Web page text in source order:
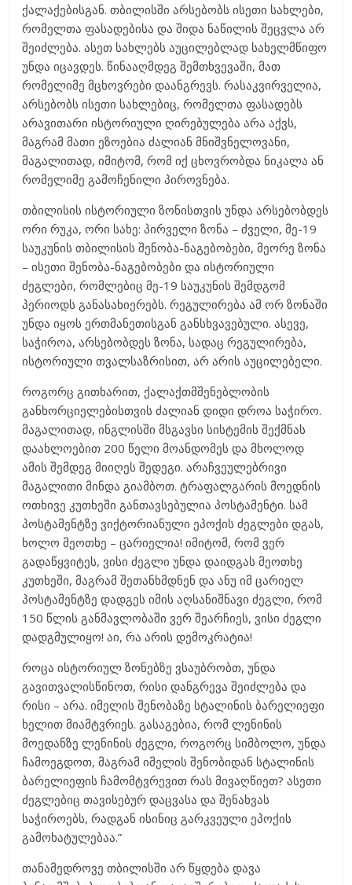
ქალაქებისგან. თბილისში არსებობს ისეთი სახლები,
რომელთა ფასადებისა და შიდა ნაწილის შეცვლა არ
შეიძლება. ასეთ სახლებს აუცილებლად სახელმწიფო
უნდა იცავდეს. წინააღმდეგ შემთხვევაში, მათ
რომელიმე მცხოვრები დაანგრევს. რასაკვირველია,
არსებობს ისეთი სახლებიც, რომელთა ფასადებს
არავითარი ისტორიული ღირებულება არა აქვს,
მაგრამ მათი ეზოებია ძალიან მნიშვნელოვანი,
მაგალითად, იმიტომ, რომ იქ ცხოვრობდა ნიკალა ან
რომელიმე გამოჩენილი პიროვნება.
თბილისის ისტორიული ზონისთვის უნდა არსებობდეს
ორი რუკა, ორი სახე: პირველი ზონა – ძველი, მე-19
საუკუნის თბილისის შენობა-ნაგებობები, მეორე ზონა
– ისეთი შენობა-ნაგებობები და ისტორიული
ძეგლები, რომლებიც მე-19 საუკუნის შემდგომ
პერიოდს განასახიერებს. რეგულირება ამ ორ ზონაში
უნდა იყოს ერთმანეთისგან განსხვავებული. ასევე,
საჭიროა, არსებობდეს ზონა, სადაც რეგულირება,
ისტორიული თვალსაზრისით, არ არის აუცილებელი.
როგორც გითხარით, ქალაქთმშენებლობის
განხორციელებისთვის ძალიან დიდი დროა საჭირო.
მაგალითად, ინგლისში მსგავსი სისტემის შექმნას
დაახლოებით 200 წელი მოანდომეს და მხოლოდ
ამის შემდეგ მიიღეს შედეგი. არაჩვეულებრივი
მაგალითი მინდა გიამბოთ. ტრაფალგარის მოედნის
ოთხივე კუთხეში განთავსებულია პოსტამენტი. სამ
პოსტამენტზე ვიქტორიანული ეპოქის ძეგლები დგას,
ხოლო მეოთხე – ცარიელია! იმიტომ, რომ ვერ
გადაწყვიტეს, ვისი ძეგლი უნდა დაიდგას მეოთხე
კუთხეში, მაგრამ შეთანხმდნენ და ანუ იმ ცარიელ
პოსტამენტზე დადგეს იმის აღსანიშნავი ძეგლი, რომ
150 წლის განმავლობაში ვერ შეარჩიეს, ვისი ძეგლი
დადგმულიყო! აი, რა არის დემოკრატია!
როცა ისტორიულ ზონებზე ვსაუბრობთ, უნდა
გავითვალისწინოთ, რისი დანგრევა შეიძლება და
რისი – არა. იმელის შენობაზე სტალინის ბარელიეფი
ხელით მიამტვრიეს. გასაგებია, რომ ლენინის
მოედანზე ლენინის ძეგლი, როგორც სიმბოლო, უნდა
ჩამოეგდოთ, მაგრამ იმელის შენობიდან სტალინის
ბარელიეფის ჩამომტვრევით რას მივაღწიეთ? ასეთი
ძეგლებიც თავისებურ დაცვასა და შენახვას
საჭიროებს, რადგან ისინიც გარკვეული ეპოქის
გამოხატულებაა.”
თანამედროვე თბილისში არ წყდება დავა